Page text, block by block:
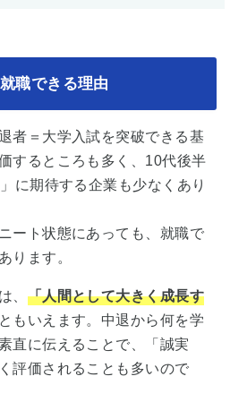
職できる理由
者＝大学入試を突破できる基
するところも多く、10代後半
に期待する企業も少なくあり
ート状態にあっても、就職で
ります。
、 「人間として大きく成長す
もいえます。中退から何を学
直に伝えることで、「誠実
評価されることも多いので